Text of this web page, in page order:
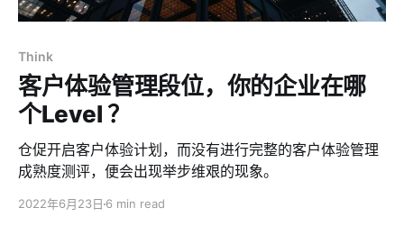
Think
客户体验管理段位，你的企业在哪
个Level ？
仓促开启客户体验计划，而没有进行完整的客户体验管理
成熟度测评，便会出现举步维艰的现象。
2022年6月23日 6 min read